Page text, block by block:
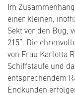
Im
einer kleinen,
Sekt vor den Bug,
215“. Die
von Frau Karlotta
Schiffstaufe und
entsprechendem
Endkunden